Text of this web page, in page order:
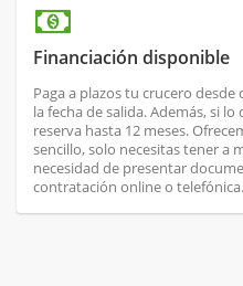
Financiación disponible
Paga a plazos tu crucero
la fecha de salida. Además, si
reserva hasta 12 meses.
sencillo, solo necesitas tener a
necesidad de presentar
contratación online o telefónica.